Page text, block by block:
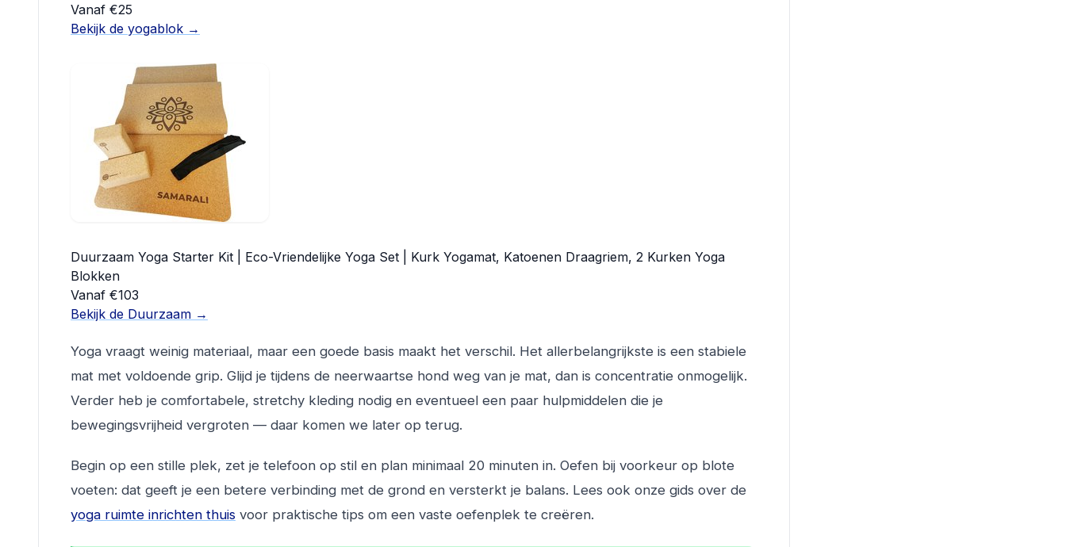
Vanaf €25
Bekijk de yogablok →
Duurzaam Yoga Starter Kit | Eco-Vriendelijke Yoga Set | Kurk Yogamat, Katoenen Draagriem, 2 Kurken Yoga
Blokken
Vanaf €103
Bekijk de Duurzaam →
Yoga vraagt weinig materiaal, maar een goede basis maakt het verschil. Het allerbelangrijkste is een stabiele
mat met voldoende grip. Glijd je tijdens de neerwaartse hond weg van je mat, dan is concentratie onmogelijk.
Verder heb je comfortabele, stretchy kleding nodig en eventueel een paar hulpmiddelen die je
bewegingsvrijheid vergroten — daar komen we later op terug.
Begin op een stille plek, zet je telefoon op stil en plan minimaal 20 minuten in. Oefen bij voorkeur op blote
voeten: dat geeft je een betere verbinding met de grond en versterkt je balans. Lees ook onze gids over de
yoga ruimte inrichten thuis voor praktische tips om een vaste oefenplek te creëren.